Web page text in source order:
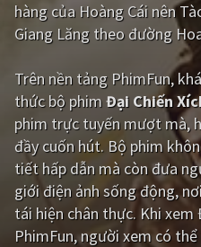
QUỐC GIA
Âu - Mỹ
Hàn Quốc
Ấn Độ
Tổng hợp
CẬP NHẬT
hàng của Hoàng Cái nên
Giang Lăng theo đường
Trên nền tảng PhimFun,
thức bộ phimĐại Chiến
phim trực tuyến mượt mà,
đầy cuốn hút. Bộ phim
tiết hấp dẫn mà còn đưa
giới điện ảnh sống động,
tái hiện chân thực. Khi xem
PhimFun, người xem có